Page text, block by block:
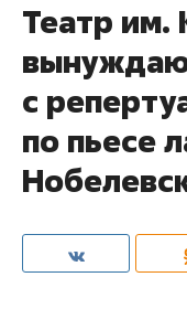
Театр им.
с
по пьесе